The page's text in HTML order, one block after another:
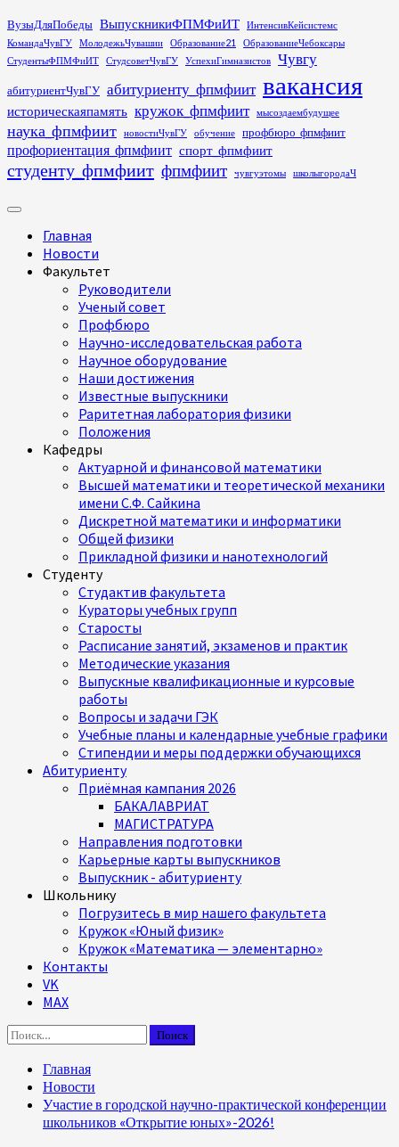
Перейти
к
содержимому
ВузыДляПобеды ВыпускникиФПМФиИТ
ИнтенсивКейсистемс
КомандаЧувГУ
МолодежьЧувашии Образование21
ОбразованиеЧебоксары
СтудентыФПМФиИТ
СтудсоветЧувГУ УспехиГимназистов Чувгу
абитуриентЧувГУ абитуриенту_фпмфиит вакансия
историческаяпамять кружок_фпмфиит мысоздаембудущее
наука_фпмфиит новостиЧувГУ обучение профбюро_фпмфиит
профориентация_фпмфиит спорт_фпмфиит
студенту_фпмфиит фпмфиит чувгуэтомы школыгородаЧ
Основное
Главная
Новости
Факультет
Руководители
Ученый совет
Профбюро
Научно-исследовательская работа
Научное оборудование
Наши достижения
Известные выпускники
Раритетная лаборатория физики
Положения
Кафедры
Актуарной и финансовой математики
Высшей математики и теоретической механики
имени С.Ф. Сайкина
Дискретной математики и информатики
Общей физики
Прикладной физики и нанотехнологий
Студенту
Студактив факультета
Кураторы учебных групп
Старосты
Расписание занятий, экзаменов и практик
Методические указания
Выпускные квалификационные и курсовые
работы
Вопросы и задачи ГЭК
Учебные планы и календарные учебные графики
Стипендии и меры поддержки обучающихся
Абитуриенту
Приёмная кампания 2026
БАКАЛАВРИАТ
МАГИСТРАТУРА
Направления подготовки
Карьерные карты выпускников
Выпускник - абитуриенту
Школьнику
Погрузитесь в мир нашего факультета
Кружок «Юный физик»
Кружок «Математика — элементарно»
Контакты
VK
MAX
Найти:
Главная
Новости
Участие в городской научно-практической конференции
школьников «Открытие юных»-2026!